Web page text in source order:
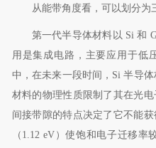
从能带角度看，可以划分为
第一代半导体材料以 Si和
用是集成电路，主要应用于低
中，在未来一段时间， Si半导体
材料的物理性质限制了其在光
间接带隙的特点决定了它不能
（ 1.12 eV ）使饱和电子迁移率